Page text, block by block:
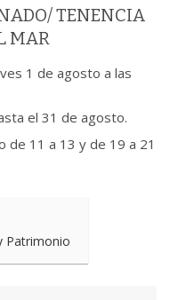
TENENCIA
MAR
1 de agosto a las
el 31 de agosto.
de 11 a 13 y de 19 a 21
Patrimonio